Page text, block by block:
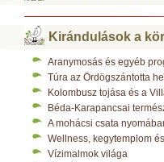
Kirándulások a
Aranymosás és egyéb
Túra az Ördögszántotta
Kolombusz tojása és a
Béda-Karapancsai
A mohácsi csata
Wellness, kegytemplom
Vízimalmok világa